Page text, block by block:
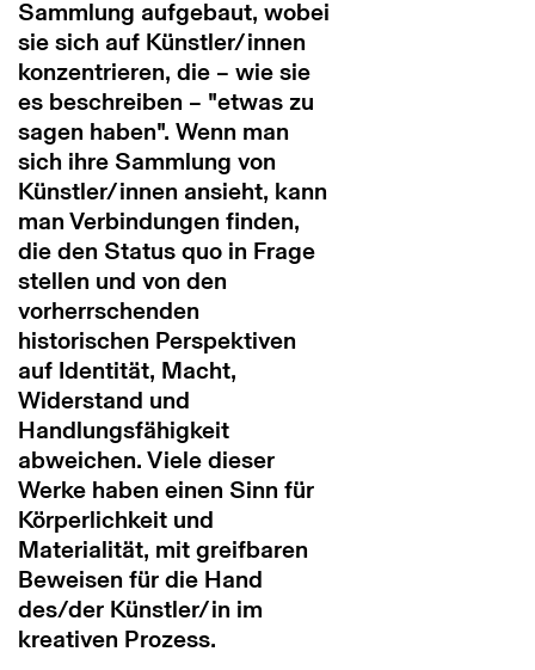
Sammlung aufgebaut, wobei
sie sich auf Künstler/innen
konzentrieren, die – wie sie
es beschreiben – "etwas zu
sagen haben". Wenn man
sich ihre Sammlung von
Künstler/innen ansieht, kann
man Verbindungen finden,
die den Status quo in Frage
stellen und von den
vorherrschenden
historischen Perspektiven
auf Identität, Macht,
Widerstand und
Handlungsfähigkeit
abweichen. Viele dieser
Werke haben einen Sinn für
Körperlichkeit und
Materialität, mit greifbaren
Beweisen für die Hand
des/der Künstler/in im
kreativen Prozess.